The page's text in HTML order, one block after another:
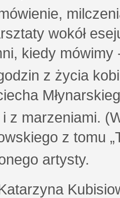
wokół
kiedy mówimy
z życia
z marzeniami.
z tomu
artysty.